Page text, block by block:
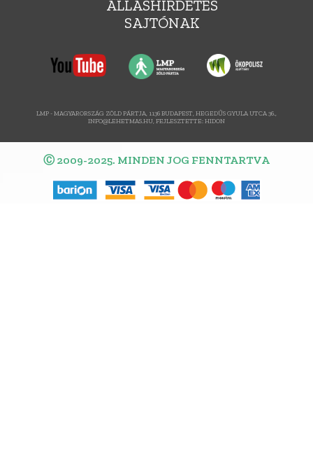
ÁLLÁSHIRDETÉS
SAJTÓNAK
LMP - MAGYARORSZÁG ZÖLD PÁRTJA, 1136 BUDAPEST, HEGEDŰS GYULA UTCA 36.,
INFO@LEHETMAS.HU, FEJLESZTETTE:HIDON
Ⓒ 2009-2025. MINDEN JOG FENNTARTVA